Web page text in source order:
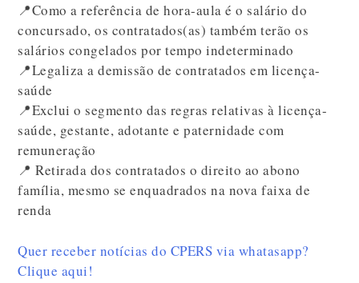
📍Como a referência de hora-aula é o salário do
concursado, os contratados(as) também terão os
salários congelados por tempo indeterminado
📍Legaliza a demissão de contratados em licença-
saúde
📍Exclui o segmento das regras relativas à licença-
saúde, gestante, adotante e paternidade com
remuneração
📍 Retirada dos contratados o direito ao abono
família, mesmo se enquadrados na nova faixa de
renda
Quer receber notícias do CPERS via whatasapp?
Clique aqui!